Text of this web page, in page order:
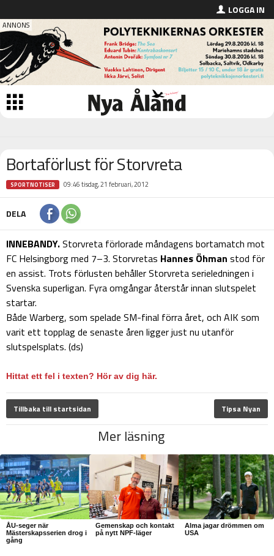
LOGGA IN
Bortaförlust för Storvreta
SPORTNOTISER 09:46 tisdag, 21 februari, 2012
DELA
INNEBANDY.Storvreta förlorade måndagens bortamatch mot
FC Helsingborg med 7–3. Storvretas Hannes Öhman stod för
en assist. Trots förlusten behåller Storvreta serieledningen i
Svenska superligan. Fyra omgångar återstår innan slutspelet
startar.
Både Warberg, som spelade SM-final förra året, och AIK som
varit ett topplag de senaste åren ligger just nu utanför
slutspelsplats. (ds)
Hittat ett fel i texten? Hör av dig här.
Tillbaka till startsidan Tipsa Nyan
Mer läsning
ÅU-seger när
Mästerskapsserien drog i
gång
Gemenskap och kontakt
på nytt NPF-läger
Alma jagar drömmen om
USA